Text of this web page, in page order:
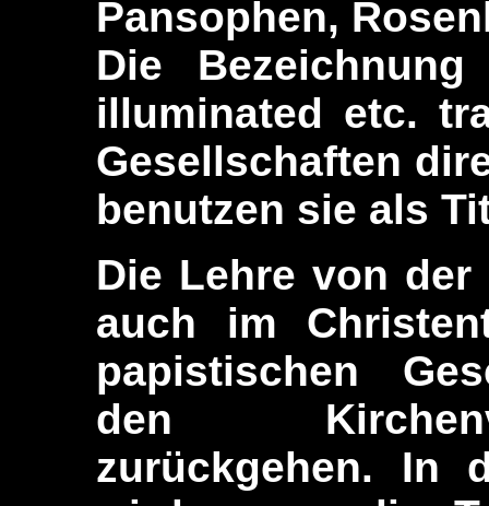
Pansophen,
Die
illuminated etc.
Gesellschaften
benutzen sie als
Die Lehre von
auch im
papistischen
den
zurückgehen. In